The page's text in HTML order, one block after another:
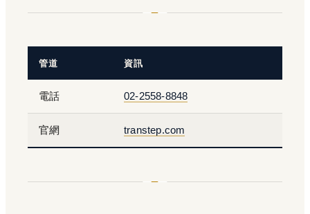
管道 資訊
電話 02-2558-8848
官網 transtep.com